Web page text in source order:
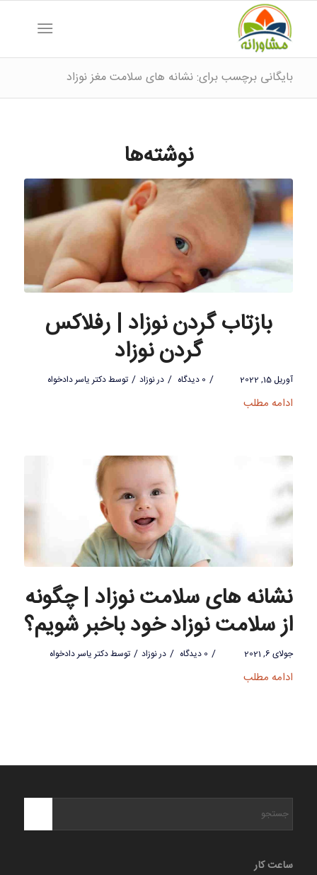
بایگانی برچسب برای: نشانه های سلامت مغز نوزاد
نوشته‌ها
بازتاب گردن نوزاد | رفلاکس
گردن نوزاد
آوریل 15, 2022 / 0 دیدگاه / درنوزاد / توسطدکتر یاسر دادخواه
ادامه مطلب
نشانه های سلامت نوزاد | چگونه
از سلامت نوزاد خود باخبر شویم؟
جولای 6, 2021 / 0 دیدگاه / درنوزاد / توسطدکتر یاسر دادخواه
ادامه مطلب
ساعت کار